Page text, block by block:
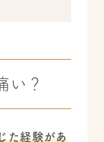
い？
た経験があ